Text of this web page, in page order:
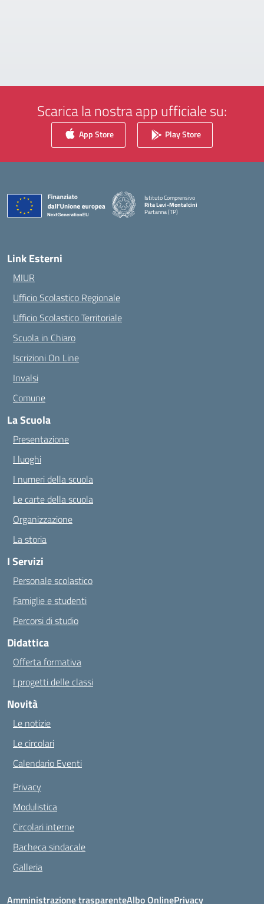
Scarica la nostra app ufficiale su:
App Store Play Store
Istituto Comprensivo
Rita Levi-Montalcini
Partanna (TP)
Link Esterni
MIUR
Ufficio Scolastico Regionale
Ufficio Scolastico Territoriale
Scuola in Chiaro
Iscrizioni On Line
Invalsi
Comune
La Scuola
Presentazione
I luoghi
I numeri della scuola
Le carte della scuola
Organizzazione
La storia
I Servizi
Personale scolastico
Famiglie e studenti
Percorsi di studio
Didattica
Offerta formativa
I progetti delle classi
Novità
Le notizie
Le circolari
Calendario Eventi
Privacy
Modulistica
Circolari interne
Bacheca sindacale
Galleria
Amministrazione trasparenteAlbo OnlinePrivacy